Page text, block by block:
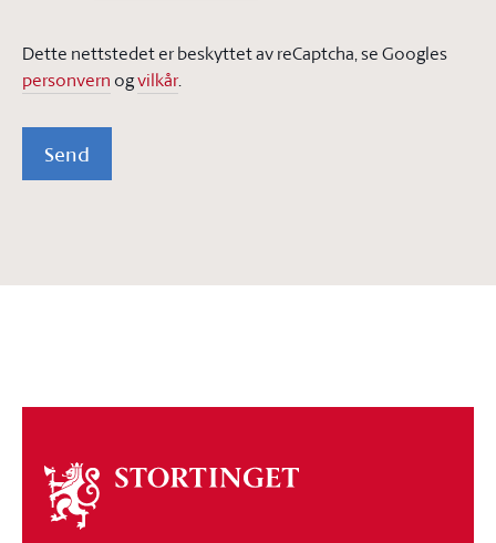
Dette nettstedet er beskyttet av reCaptcha, se Googles
personvern ogvilkår.
Send
Om
stortinget